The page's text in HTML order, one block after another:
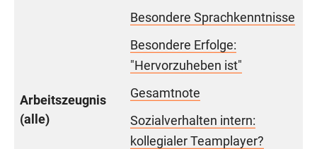
Arbeitszeugnis
(alle)
Besondere Sprachkenntnisse
Besondere Erfolge:
"Hervorzuheben ist"
Gesamtnote
Sozialverhalten intern:
kollegialer Teamplayer?